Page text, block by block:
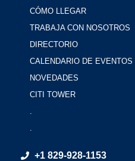
CÓMO LLEGAR
TRABAJA CON NOSOTROS
DIRECTORIO
CALENDARIO DE EVENTOS
NOVEDADES
CITI TOWER
.
.
+1 829-928-1153